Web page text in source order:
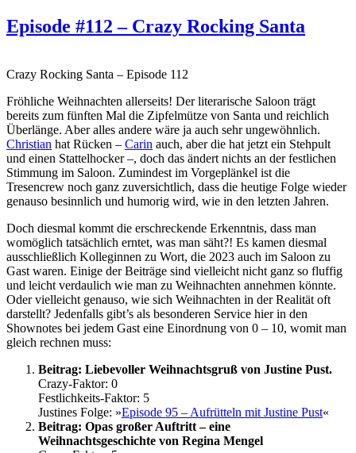
Episode #112 – Crazy Rocking Santa
Crazy Rocking Santa – Episode 112
Fröhliche Weihnachten allerseits! Der literarische Saloon trägt
bereits zum fünften Mal die Zipfelmütze von Santa und reichlich
Überlänge. Aber alles andere wäre ja auch sehr ungewöhnlich.
Christian hat Rücken – Carin auch, aber die hat jetzt ein Stehpult
und einen Stattelhocker –, doch das ändert nichts an der festlichen
Stimmung im Saloon. Zumindest im Vorgeplänkel ist die
Tresencrew noch ganz zuversichtlich, dass die heutige Folge wieder
genauso besinnlich und humorig wird, wie in den letzten Jahren.
Doch diesmal kommt die erschreckende Erkenntnis, dass man
womöglich tatsächlich erntet, was man säht?! Es kamen diesmal
ausschließlich Kolleginnen zu Wort, die 2023 auch im Saloon zu
Gast waren. Einige der Beiträge sind vielleicht nicht ganz so fluffig
und leicht verdaulich wie man zu Weihnachten annehmen könnte.
Oder vielleicht genauso, wie sich Weihnachten in der Realität oft
darstellt? Jedenfalls gibt’s als besonderen Service hier in den
Shownotes bei jedem Gast eine Einordnung von 0 – 10, womit man
gleich rechnen muss:
Beitrag: Liebevoller Weihnachtsgruß von Justine Pust.
Crazy-Faktor: 0
Festlichkeits-Faktor: 5
Justines Folge: »Episode 95 – Aufrütteln mit Justine Pust«
Beitrag: Opas großer Auftritt – eine
Weihnachtsgeschichte von Regina Mengel